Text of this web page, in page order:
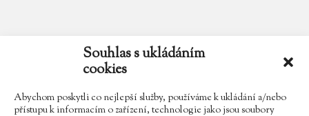
Souhlas s ukládáním
cookies
Abychom poskytli co nejlepší služby, používáme k ukládání a/nebo
přístupu k informacím o zařízení, technologie jako jsou soubory
zamek.trebesice@volny.cz
602 354 467